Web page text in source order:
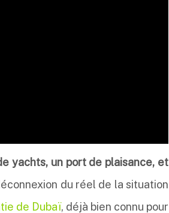
yachts, un port de plaisance, et
du réel de la situation
de Dubaï, déjà bien connu pour